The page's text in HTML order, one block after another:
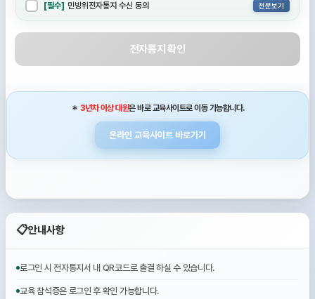
[필수] 민방위전자통지 수신 동의 전문보기
전자통지 확인
＊ 3년차 이상 대원은 바로 교육사이트로 이동 가능합니다.
온라인 교육사이트 바로가기
📋안내사항
로그인 시 전자통지서 내 QR코드로 출결 하실 수 있습니다.
교육 참석증은 로그인 후 확인 가능합니다.